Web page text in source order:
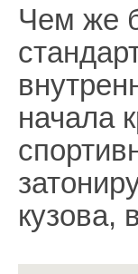
Чем же
начала
кузова,